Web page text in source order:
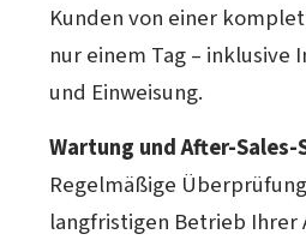
Kunden von einer
nur einem Tag – inklusive
und Einweisung.
Wartung und After-
Regelmäßige
langfristigen Betrieb Ihrer